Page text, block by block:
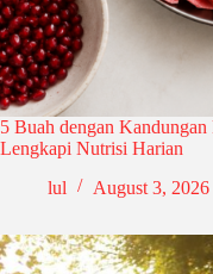
5 Buah dengan
Lengkapi Nutrisi Harian
lul
August 3, 2026